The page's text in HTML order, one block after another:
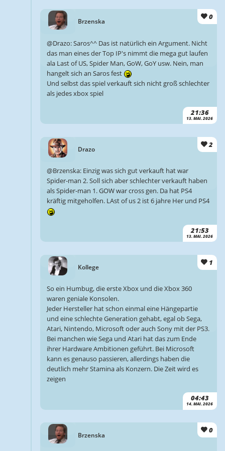
Brzenska
0
21:36
13. MAI. 2026
@Drazo: Saros^^ Das ist natürlich ein Argument. Nicht
das man eines der Top IP's nimmt die mega gut laufen
ala Last of US, Spider Man, GoW, GoY usw. Nein, man
hangelt sich an Saros fest
Und selbst das spiel verkauft sich nicht groß schlechter
als jedes xbox spiel
Drazo
2
21:53
13. MAI. 2026
@Brzenska: Einzig was sich gut verkauft hat war
Spider-man 2. Soll sich aber schlechter verkauft haben
als Spider-man 1. GOW war cross gen. Da hat PS4
kräftig mitgeholfen. LAst of us 2 ist 6 jahre Her und PS4
Kollege
1
04:43
14. MAI. 2026
So ein Humbug, die erste Xbox und die Xbox 360
waren geniale Konsolen.
Jeder Hersteller hat schon einmal eine Hängepartie
und eine schlechte Generation gehabt, egal ob Sega,
Atari, Nintendo, Microsoft oder auch Sony mit der PS3.
Bei manchen wie Sega und Atari hat das zum Ende
ihrer Hardware Ambitionen geführt. Bei Microsoft
kann es genauso passieren, allerdings haben die
deutlich mehr Stamina als Konzern. Die Zeit wird es
zeigen
Brzenska
0